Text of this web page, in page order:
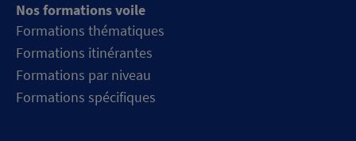
Nos formations voile
Formations thématiques
Formations itinérantes
Formations par niveau
Formations spécifiques